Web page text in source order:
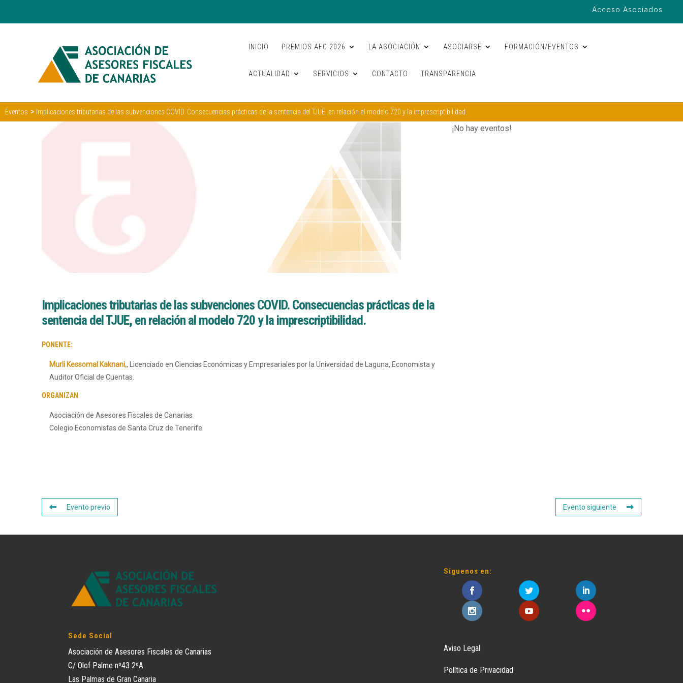
Acceso Asociados
INICIO PREMIOS AFC 2026 LA ASOCIACIÓN ASOCIARSE FORMACIÓN/EVENTOS
ACTUALIDAD SERVICIOS CONTACTO TRANSPARENCIA
Eventos > Implicaciones tributarias de las subvenciones COVID. Consecuencias prácticas de la sentencia del TJUE, en relación al modelo 720 y la imprescriptibilidad.
Implicaciones tributarias de las subvenciones COVID. Consecuencias prácticas de la
sentencia del TJUE, en relación al modelo 720 y la imprescriptibilidad.
PONENTE:
Murli Kessomal Kaknani,, Licenciado en Ciencias Económicas y Empresariales por la Universidad de Laguna, Economista y
Auditor Oficial de Cuentas.
ORGANIZAN
Asociación de Asesores Fiscales de Canarias
Colegio Economistas de Santa Cruz de Tenerife
¡No hay eventos!
Evento previo Evento siguiente
Sede Social
Asociación de Asesores Fiscales de Canarias
C/ Olof Palme nº43 2ºA
Las Palmas de Gran Canaria
Siguenos en:
Aviso Legal
Política de Privacidad